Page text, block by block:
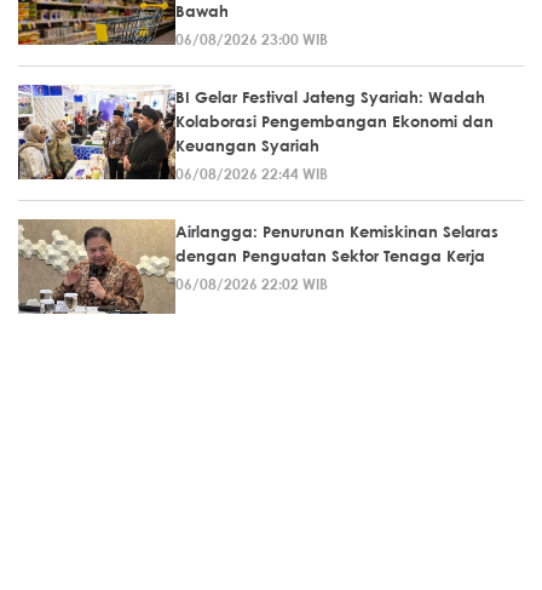
Bawah
06/08/2026 23:00 WIB
BI Gelar Festival Jateng Syariah: Wadah
Kolaborasi Pengembangan Ekonomi dan
Keuangan Syariah
06/08/2026 22:44 WIB
Airlangga: Penurunan Kemiskinan Selaras
dengan Penguatan Sektor Tenaga Kerja
06/08/2026 22:02 WIB